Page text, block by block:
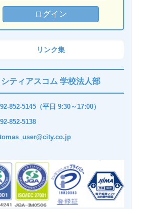
リンク集
シティアスコム 学校法人部
852-5145（平日 9:30～17:00）
852-5138